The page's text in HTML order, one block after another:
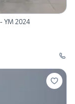
YM 2024